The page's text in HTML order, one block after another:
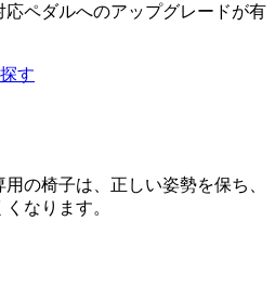
ペダルへのアップグレードが有
す
の椅子は、正しい姿勢を保ち、
なります。